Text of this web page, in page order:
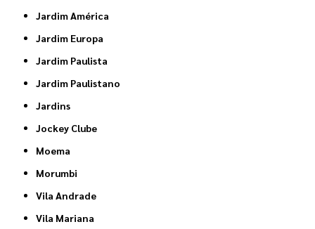
Jardim América
Jardim Europa
Jardim Paulista
Jardim Paulistano
Jardins
Jockey Clube
Moema
Morumbi
Vila Andrade
Vila Mariana